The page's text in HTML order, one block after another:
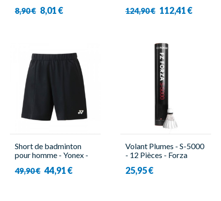
8,90 € 8,01 € 124,90 € 112,41 €
Short de badminton
pour homme - Yonex -
49,90 € 44,91 €
Volant Plumes - S-5000
- 12 Pièces - Forza
25,95 €